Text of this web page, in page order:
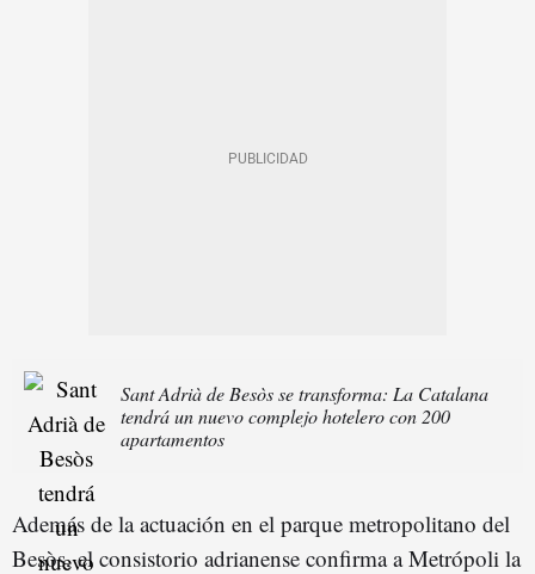
Sant Adrià de Besòs se transforma: La Catalana
tendrá un nuevo complejo hotelero con 200
apartamentos
Además de la actuación en el parque metropolitano del
Besòs, el consistorio adrianense confirma a Metrópoli la